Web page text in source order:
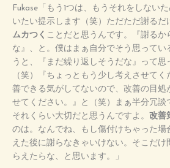
Fukase「もう1つは、もうそれをしない
いたい提示します（笑）ただただ謝るだ
ムカつく ことだと思うんです。『謝るか
な』、と。僕はまぁ自分でそう思ってい
うと、『まだ繰り返しそうだな』って思
（笑）『ちょっともう少し考えさせて
善できる気がしてないので、改善の目処
せてください。』と（笑）まぁ半分冗談
それくらい大切だと思うんですよ。 改善
のは。なんでね、もし傷付けちゃった場
えた後に謝らなきゃいけない。そこだけ
らえたらな、と思います。」